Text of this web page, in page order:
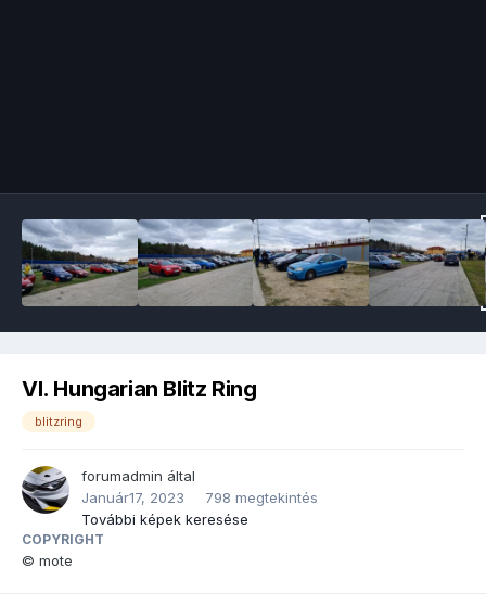
VI. Hungarian Blitz Ring
blitzring
forumadmin által
Január17, 2023
798 megtekintés
További képek keresése
COPYRIGHT
© mote